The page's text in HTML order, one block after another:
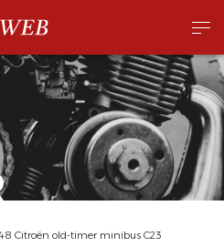
Citroën old-timer minibus C23